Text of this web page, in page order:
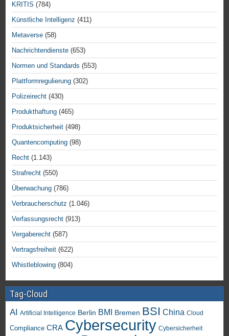
KRITIS (784)
Künstliche Intelligenz (411)
Metaverse (58)
Nachrichtendienste (653)
Normen und Standards (553)
Plattformregulierung (302)
Polizeirecht (430)
Produkthaftung (465)
Produktsicherheit (498)
Quantencomputing (98)
Recht (1.143)
Strafrecht (550)
Überwachung (786)
Verbraucherschutz (1.046)
Verfassungsrecht (913)
Vergaberecht (587)
Vertragsfreiheit (622)
Whistleblowing (804)
Tag-Cloud
AI Artificial Intelligence Berlin BMI Bremen BSI China Cloud
Compliance CRA Cybersecurity Cybersicherheit